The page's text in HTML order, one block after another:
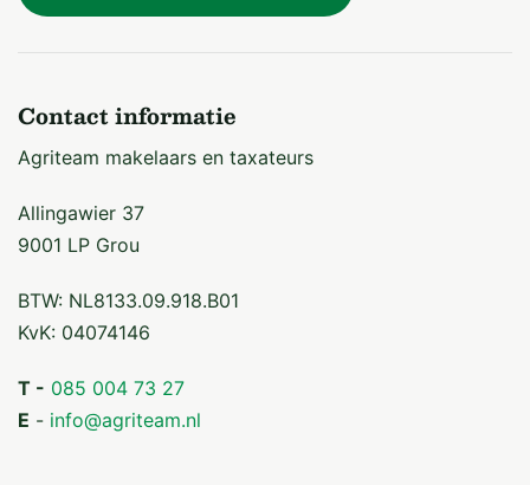
Contact informatie
Agriteam makelaars en taxateurs
Allingawier 37
9001 LP Grou
BTW: NL8133.09.918.B01
KvK: 04074146
T - 085 004 73 27
E - info@agriteam.nl